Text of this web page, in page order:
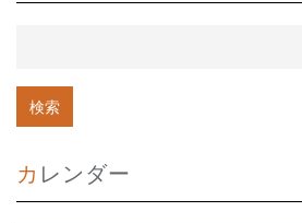
カレンダー